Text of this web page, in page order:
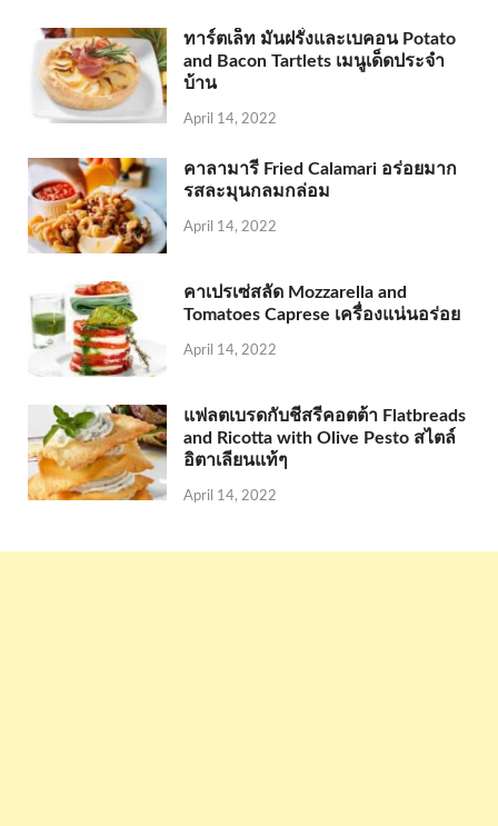
ทาร์ตเล็ท มันฝรั่งและเบคอน Potato
and Bacon Tartlets เมนูเด็ดประจำ
บ้าน
April 14, 2022
คาลามารี Fried Calamari อร่อยมาก
รสละมุนกลมกล่อม
April 14, 2022
คาเปรเซ่สลัด Mozzarella and
Tomatoes Caprese เครื่องแน่นอร่อย
April 14, 2022
แฟลตเบรดกับชีสรีคอตต้า Flatbreads
and Ricotta with Olive Pesto สไตล์
อิตาเลียนแท้ๆ
April 14, 2022